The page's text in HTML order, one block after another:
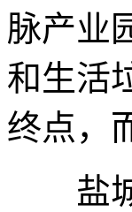
脉产业
和生活
终点，
盐城